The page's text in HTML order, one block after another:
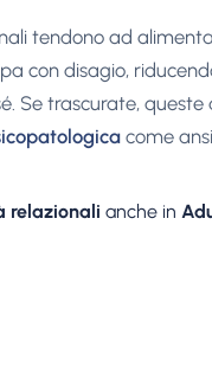
tendono ad
con disagio,
Se trascurate,
come
relazionali anche in